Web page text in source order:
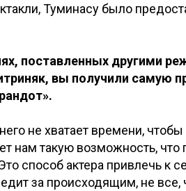
Туминасу было
поставленных другими
вы получили самую
не хватает времени, чтобы
нам такую возможность, что
способ актера привлечь к
за происходящим, не